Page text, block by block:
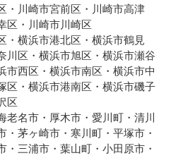
・川崎市宮前区・川崎市高津
区・川崎市川崎区
・横浜市港北区・横浜市鶴見
川区・横浜市旭区・横浜市瀬谷
市西区・横浜市南区・横浜市中
区・横浜市港南区・横浜市磯子
区
名市・厚木市・愛川町・清川
・茅ヶ崎市・寒川町・平塚市・
・三浦市・葉山町・小田原市・